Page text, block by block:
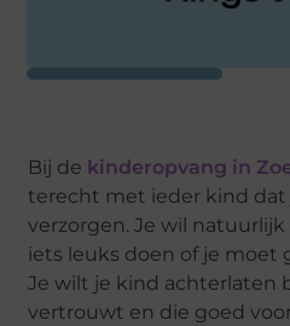
Bij de kinderopvang in
terecht met ieder kind dat
verzorgen. Je wil
iets leuks doen of je moet
Je wilt je kind achterlaten
vertrouwt en die goed